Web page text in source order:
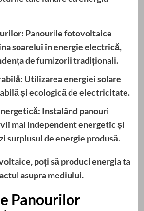
Panourile fotovoltaice
soarelui în energie electrică,
de furnizorii tradiționali.
Utilizarea energiei solare
și ecologică de electricitate.
Instalând panouri
mai independent energetic și
surplusul de energie produsă.
poți să produci energia ta
asupra mediului.
Panourilor